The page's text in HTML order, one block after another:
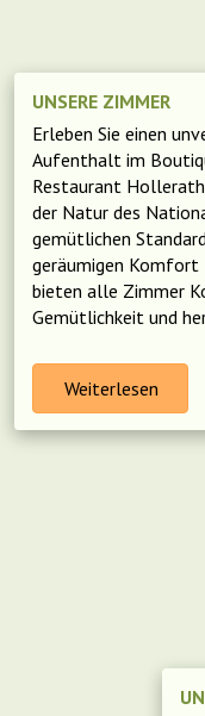
UNSERE ZIMMER
Erleben Sie einen
Aufenthalt im
Restaurant
der Natur des
gemütlichen
geräumigen Komfort
bieten alle Zimmer
Gemütlichkeit und
Weiterlesen